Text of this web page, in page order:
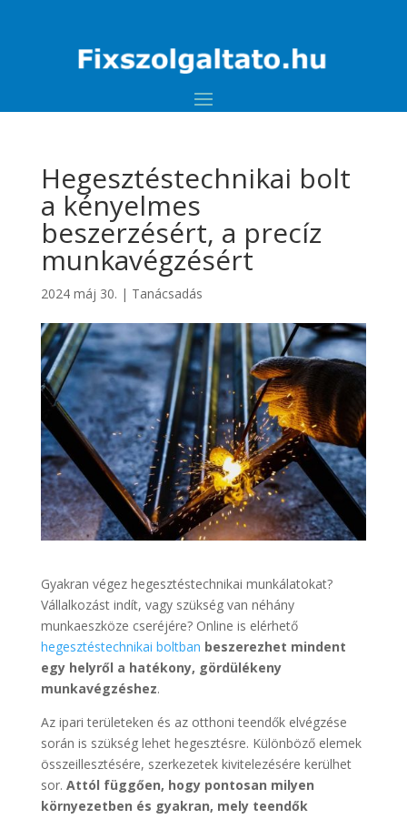
Hegesztéstechnikai bolt
a kényelmes
beszerzésért, a precíz
munkavégzésért
2024 máj 30. | Tanácsadás
Gyakran végez hegesztéstechnikai munkálatokat?
Vállalkozást indít, vagy szükség van néhány
munkaeszköze cseréjére? Online is elérhető
hegesztéstechnikai boltban beszerezhet mindent
egy helyről a hatékony, gördülékeny
munkavégzéshez.
Az ipari területeken és az otthoni teendők elvégzése
során is szükség lehet hegesztésre. Különböző elemek
összeillesztésére, szerkezetek kivitelezésére kerülhet
sor. Attól függően, hogy pontosan milyen
környezetben és gyakran, mely teendők